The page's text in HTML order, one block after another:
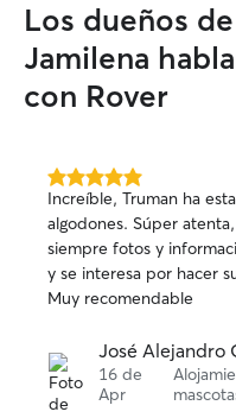
Los dueños
Jamilena
con Rover
5.0
de
5
estrellas
Increíble, Truman ha
algodones. Súper
siempre fotos y
y se interesa por hacer
Muy recomendable
José Alejandro
16 de
Apr